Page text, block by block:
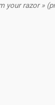
your razor »